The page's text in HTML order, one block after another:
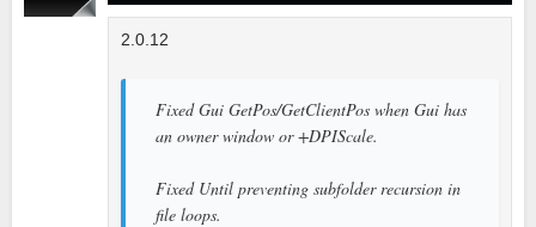
2.0.12
Fixed Gui GetPos/GetClientPos when Gui has
an owner window or +DPIScale.
Fixed Until preventing subfolder recursion in
file loops.